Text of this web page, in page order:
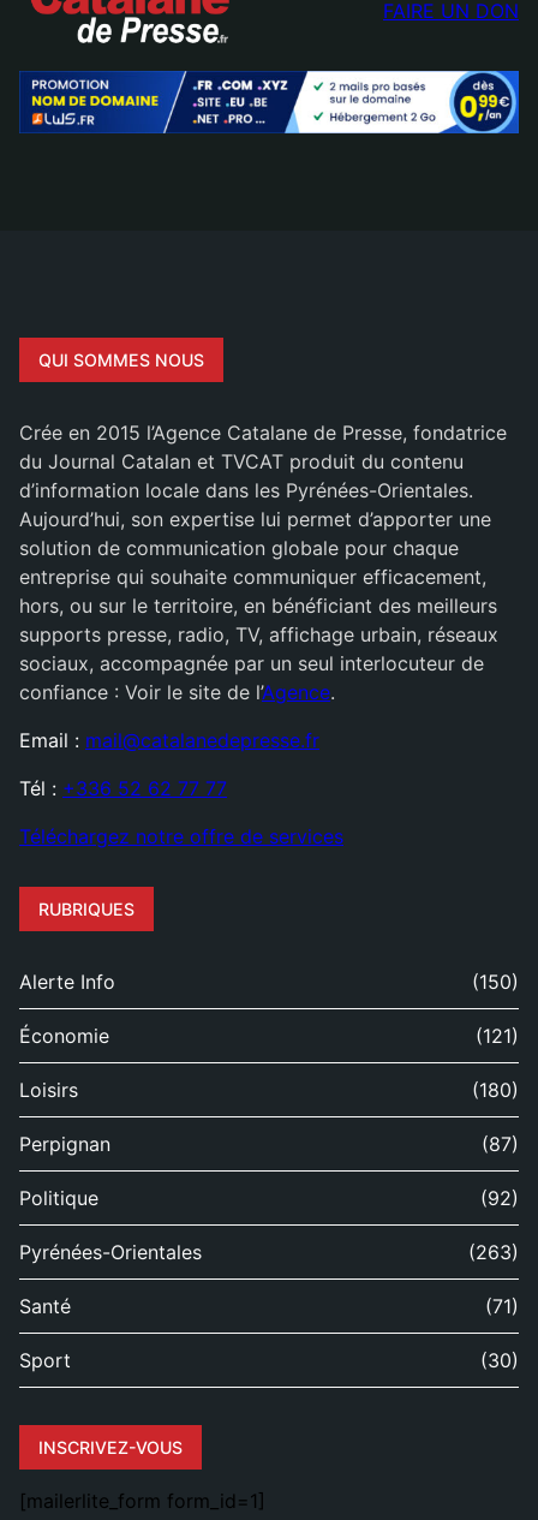
FAIRE UN DON
QUI SOMMES NOUS
Crée en 2015 l’Agence Catalane de Presse, fondatrice
du Journal Catalan et TVCAT produit du contenu
d’information locale dans les Pyrénées-Orientales.
Aujourd’hui, son expertise lui permet d’apporter une
solution de communication globale pour chaque
entreprise qui souhaite communiquer efficacement,
hors, ou sur le territoire, en bénéficiant des meilleurs
supports presse, radio, TV, affichage urbain, réseaux
sociaux, accompagnée par un seul interlocuteur de
confiance : Voir le site de l’Agence.
Email : mail@catalanedepresse.fr
Tél : +336 52 62 77 77
Téléchargez notre offre de services
RUBRIQUES
Alerte Info (150)
Économie (121)
Loisirs (180)
Perpignan (87)
Politique (92)
Pyrénées-Orientales (263)
Santé (71)
Sport (30)
INSCRIVEZ-VOUS
[mailerlite_form form_id=1]